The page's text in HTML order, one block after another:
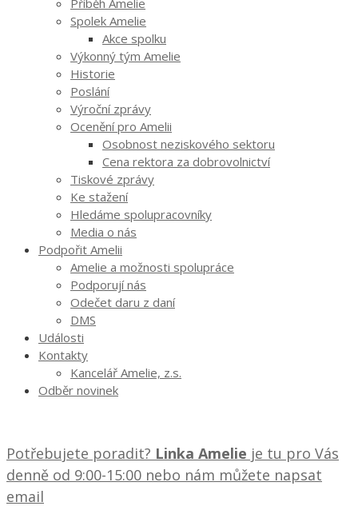
Spolek Amelie
Akce spolku
Výkonný tým Amelie
Historie
Poslání
Výroční zprávy
Ocenění pro Amelii
Osobnost neziskového sektoru
Cena rektora za dobrovolnictví
Tiskové zprávy
Ke stažení
Hledáme spolupracovníky
Media o nás
Podpořit Amelii
Amelie a možnosti spolupráce
Podporují nás
Odečet daru z daní
DMS
Události
Kontakty
Kancelář Amelie, z.s.
Odběr novinek
Potřebujete poradit? Linka Amelie je tu pro Vás
denně od 9:00-15:00 nebo nám můžete napsat
email